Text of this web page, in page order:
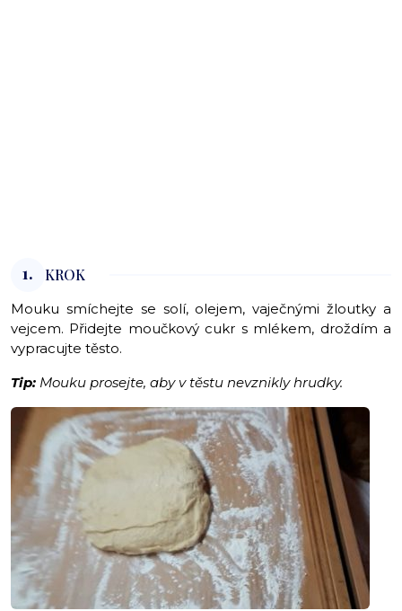
1. KROK
Mouku smíchejte se solí, olejem, vaječnými žloutky a
vejcem. Přidejte moučkový cukr s mlékem, droždím a
vypracujte těsto.
Tip: Mouku prosejte, aby v těstu nevznikly hrudky.